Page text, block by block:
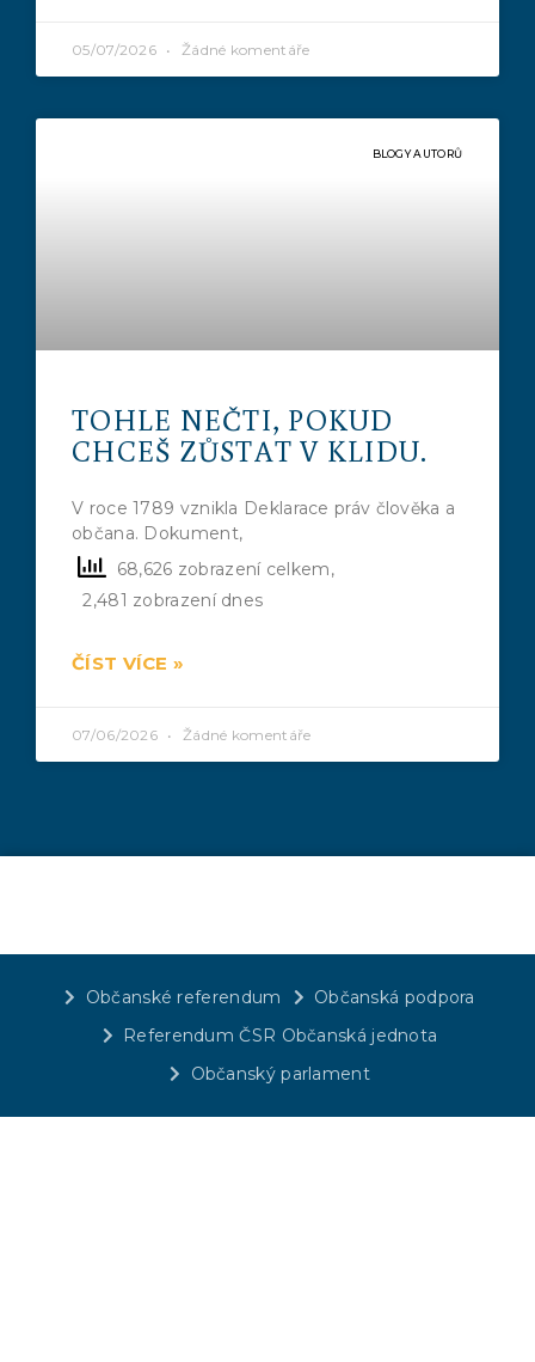
05/07/2026 Žádné komentáře
BLOGY AUTORŮ
TOHLE NEČTI, POKUD
CHCEŠ ZŮSTAT V KLIDU.
V roce 1789 vznikla Deklarace práv člověka a
občana. Dokument,
68,626 zobrazení celkem,
2,481 zobrazení dnes
ČÍST VÍCE »
07/06/2026 Žádné komentáře
Občanské referendum
Občanská podpora
Referendum ČSR Občanská jednota
Občanský parlament